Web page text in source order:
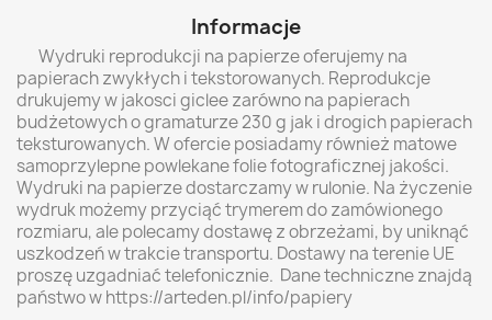
Informacje
Wydruki reprodukcji na papierze oferujemy na
papierach zwykłych i tekstorowanych. Reprodukcje
drukujemy w jakosci giclee zarówno na papierach
budżetowych o gramaturze 230 g jak i drogich papierach
teksturowanych. W ofercie posiadamy również matowe
samoprzylepne powlekane folie fotograficznej jakości.
Wydruki na papierze dostarczamy w rulonie. Na życzenie
wydruk możemy przyciąć trymerem do zamówionego
rozmiaru, ale polecamy dostawę z obrzeżami, by uniknąć
uszkodzeń w trakcie transportu. Dostawy na terenie UE
proszę uzgadniać telefonicznie. Dane techniczne znajdą
państwo w https://arteden.pl/info/papiery